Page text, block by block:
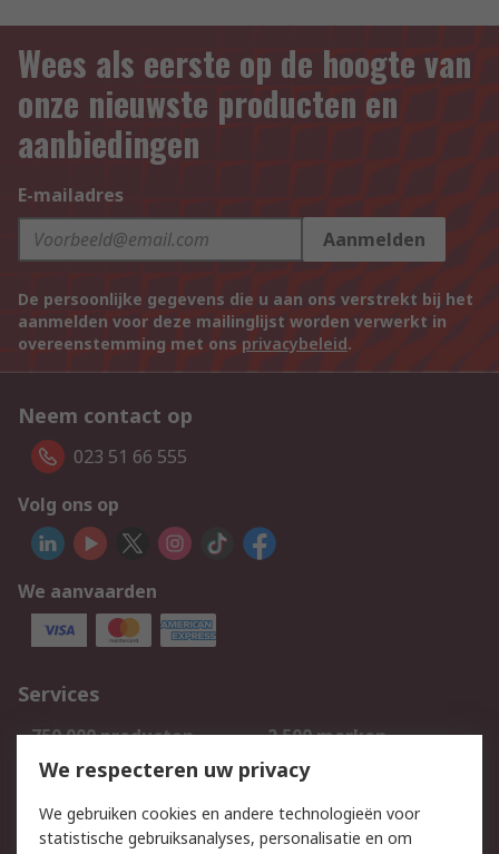
Wees als eerste op de hoogte van
onze nieuwste producten en
aanbiedingen
E-mailadres
Aanmelden
De persoonlijke gegevens die u aan ons verstrekt bij het
aanmelden voor deze mailinglijst worden verwerkt in
overeenstemming met ons privacybeleid.
Neem contact op
023 51 66 555
Volg ons op
We aanvaarden
Services
750.000 producten
2.500 merken
Bestellen
Inkoopoplossingen
Track & Trace
We respecteren uw privacy
We gebruiken cookies en andere technologieën voor
statistische gebruiksanalyses, personalisatie en om